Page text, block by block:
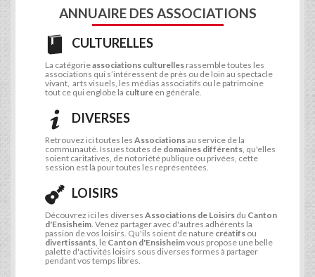
ANNUAIRE DES ASSOCIATIONS
CULTURELLES
La catégorieassociations culturelles rassemble toutes les
associations qui s’intéressent de près ou de loin au spectacle
vivant, arts visuels, les médias associatifs ou le patrimoine
tout ce qui englobe la culture en générale.
DIVERSES
Retrouvez ici toutes les Associationsau service de la
communauté. Issues toutes de domaines différents , qu'elles
soient caritatives, de notoriété publique ou privées, cette
session est là pour toutes les représentées.
LOISIRS
Découvrez ici les diverses Associations de Loisirs du Canton
d'Ensisheim . Venez partager avec d'autres adhérents la
passion de vos loisirs. Qu'ils soient de nature créatifs ou
divertissants , le Canton d'Ensisheimvous propose une belle
palette d'activités loisirs sous diverses formes à partager
pendant vos temps libres.